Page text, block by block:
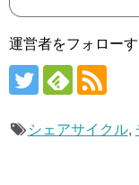
運営者をフォローす
シェアサイクル,